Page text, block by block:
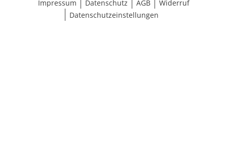
Impressum
Datenschutz AGB
Widerruf
Datenschutzeinstellungen